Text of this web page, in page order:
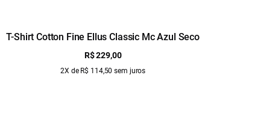
T-Shirt Cotton Fine Ellus Classic Mc Azul Seco
R$ 229,00
2X de R$ 114,50 sem juros